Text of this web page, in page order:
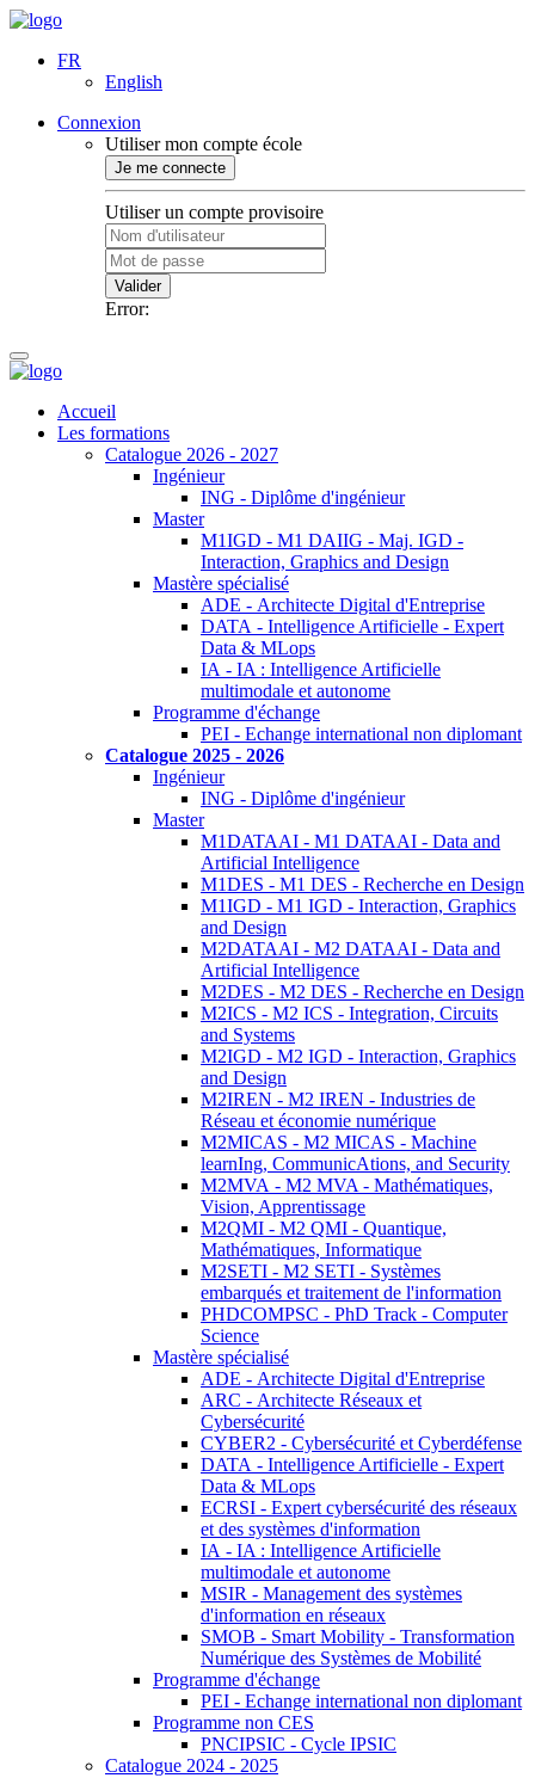
FR
English
Connexion
Utiliser mon compte école
Je me connecte
Utiliser un compte provisoire
Valider
Error:
Accueil
Les formations
Catalogue 2026 - 2027
Ingénieur
ING - Diplôme d'ingénieur
Master
M1IGD - M1 DAIIG - Maj. IGD -
Interaction, Graphics and Design
Mastère spécialisé
ADE - Architecte Digital d'Entreprise
DATA - Intelligence Artificielle - Expert
Data & MLops
IA - IA : Intelligence Artificielle
multimodale et autonome
Programme d'échange
PEI - Echange international non diplomant
Catalogue 2025 - 2026
Ingénieur
ING - Diplôme d'ingénieur
Master
M1DATAAI - M1 DATAAI - Data and
Artificial Intelligence
M1DES - M1 DES - Recherche en Design
M1IGD - M1 IGD - Interaction, Graphics
and Design
M2DATAAI - M2 DATAAI - Data and
Artificial Intelligence
M2DES - M2 DES - Recherche en Design
M2ICS - M2 ICS - Integration, Circuits
and Systems
M2IGD - M2 IGD - Interaction, Graphics
and Design
M2IREN - M2 IREN - Industries de
Réseau et économie numérique
M2MICAS - M2 MICAS - Machine
learnIng, CommunicAtions, and Security
M2MVA - M2 MVA - Mathématiques,
Vision, Apprentissage
M2QMI - M2 QMI - Quantique,
Mathématiques, Informatique
M2SETI - M2 SETI - Systèmes
embarqués et traitement de l'information
PHDCOMPSC - PhD Track - Computer
Science
Mastère spécialisé
ADE - Architecte Digital d'Entreprise
ARC - Architecte Réseaux et
Cybersécurité
CYBER2 - Cybersécurité et Cyberdéfense
DATA - Intelligence Artificielle - Expert
Data & MLops
ECRSI - Expert cybersécurité des réseaux
et des systèmes d'information
IA - IA : Intelligence Artificielle
multimodale et autonome
MSIR - Management des systèmes
d'information en réseaux
SMOB - Smart Mobility - Transformation
Numérique des Systèmes de Mobilité
Programme d'échange
PEI - Echange international non diplomant
Programme non CES
PNCIPSIC - Cycle IPSIC
Catalogue 2024 - 2025